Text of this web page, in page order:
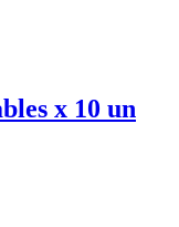
x 10 un